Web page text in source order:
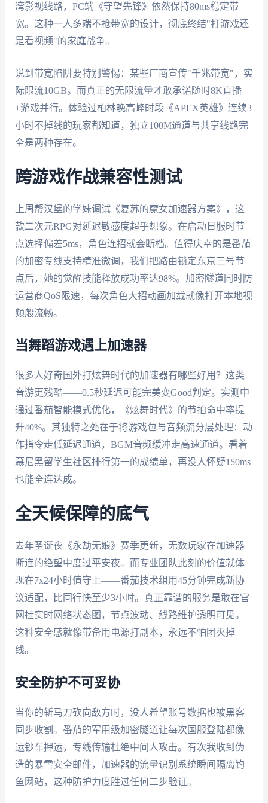
湾影视线路，PC端《守望先锋》依然保持80ms稳定带
宽。这种一人多端不抢带宽的设计，彻底终结"打游戏还
是看视频"的家庭战争。
说到带宽陷阱要特别警惕：某些厂商宣传"千兆带宽"，实
际限流10GB。而真正的无限流量才敢承诺随时8K直播
+游戏并行。体验过柏林晚高峰时段《APEX英雄》连续3
小时不掉线的玩家都知道，独立100M通道与共享线路完
全是两种存在。
跨游戏作战兼容性测试
上周帮汉堡的学妹调试《复苏的魔女加速器方案》，这
款二次元RPG对延迟敏感度超乎想象。在启动日服时节
点选择偏差5ms，角色连招就会断档。值得庆幸的是番茄
的加密专线支持精准微调，我们把路由锁定东京三号节
点后，她的觉醒技能释放成功率达98%。加密隧道同时防
运营商QoS限速，每次角色大招动画加载就像打开本地视
频般流畅。
当舞蹈游戏遇上加速器
很多人好奇国外打炫舞时代的加速器有哪些好用？这类
音游更残酷——0.5秒延迟可能完美变Good判定。实测中
通过番茄智能模式优化，《炫舞时代》的节拍命中率提
升40%。其独特之处在于将游戏包与音频流分层处理：动
作指令走低延迟通道，BGM音频缓冲走高速通道。看着
慕尼黑留学生社区排行第一的成绩单，再没人怀疑150ms
也能全连达成。
全天候保障的底气
去年圣诞夜《永劫无娘》赛季更新，无数玩家在加速器
断连的绝望中度过平安夜。而专业团队此刻的价值就体
现在7x24小时值守上——番茄技术组用45分钟完成新协
议适配，比同行快至少3小时。真正靠谱的服务是敢在官
网挂实时网络状态图，节点波动、线路维护透明可见。
这种安全感就像带备用电源打副本，永远不怕团灭掉
线。
安全防护不可妥协
当你的斩马刀砍向敌方时，没人希望账号数据也被黑客
同步收割。番茄的军用级加密隧道让每次国服登陆都像
运钞车押运，专线传输杜绝中间人攻击。有次我收到伪
造的暴雪安全邮件，加速器的流量识别系统瞬间隔离钓
鱼网站，这种防护力度胜过任何二步验证。